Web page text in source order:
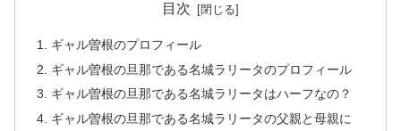
目次
ギャル曽根のプロフィール
ギャル曽根の旦那である名城ラリータのプロフィール
ギャル曽根の旦那である名城ラリータはハーフなの？
ギャル曽根の旦那である名城ラリータの父親と母親に